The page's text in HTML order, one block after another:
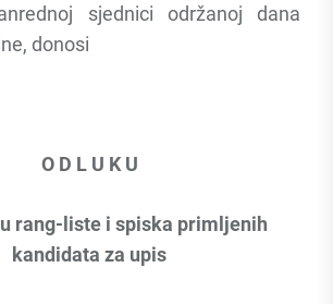
sjednici održanoj dana
donosi
O D L U K U
rang-liste i spiska primljenih
kandidata za upis